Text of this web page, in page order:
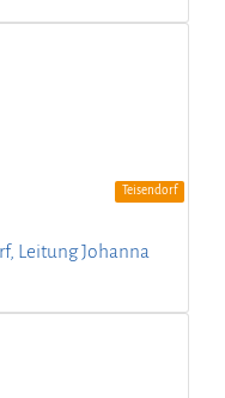
Teisendorf
Leitung Johanna